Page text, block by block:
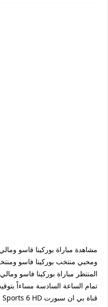
ومحبي منتخب بوركينا فاسو
المنتظر مباراة بوركينا فاسو
تمام الساعة السادسة مساءاً
قناة بي ان سبورت beIN Sports 6 HD .